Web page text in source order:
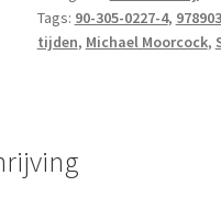
land
aantal
Tags: 90-305-0227-4,
tijden, Michael Moorcock,